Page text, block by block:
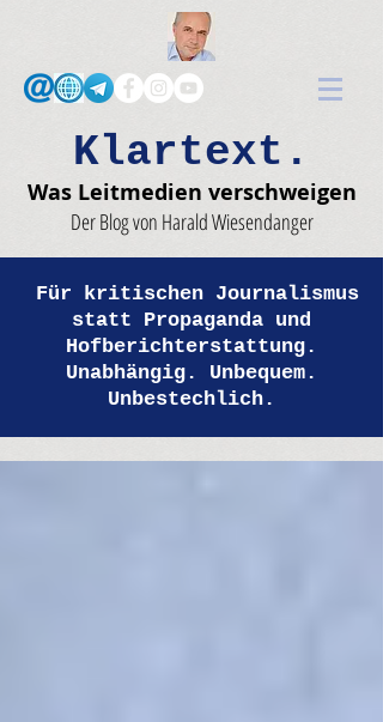
Klartext.
Was Leitmedien verschweigen
Der Blog von Harald Wiesendanger
Für kritischen Journalismus
statt Propaganda und
Hofberichterstattung.
Unabhängig. Unbequem.
Unbestechlich.